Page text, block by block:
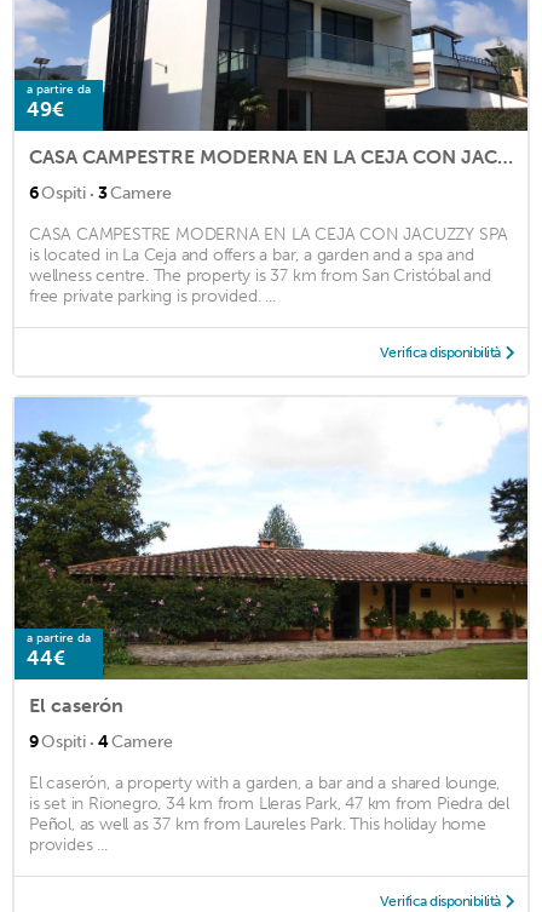
a partire da
49€
CASA CAMPESTRE MODERNA EN LA CEJA CON JACUZZY SPA
6Ospiti · 3Camere
CASA CAMPESTRE MODERNA EN LA CEJA CON JACUZZY SPA
is located in La Ceja and offers a bar, a garden and a spa and
wellness centre. The property is 37 km from San Cristóbal and
free private parking is provided. ...
Verifica disponibilità
a partire da
44€
El caserón
9Ospiti · 4Camere
El caserón, a property with a garden, a bar and a shared lounge,
is set in Rionegro, 34 km from Lleras Park, 47 km from Piedra del
Peñol, as well as 37 km from Laureles Park. This holiday home
provides ...
Verifica disponibilità